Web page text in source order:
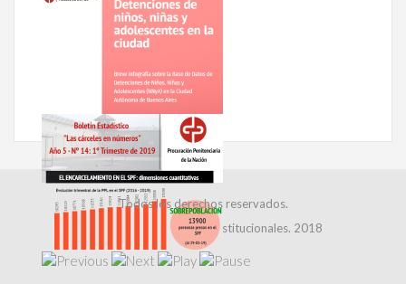
Todos los derechos reservados.
Dirección de Relaciones Institucionales. 2018